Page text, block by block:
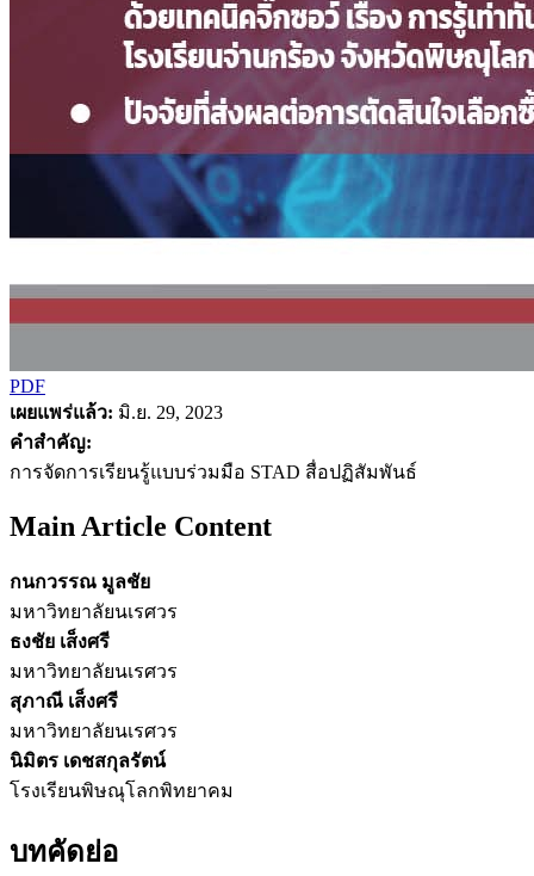
PDF
เผยแพร่แล้ว: มิ.ย. 29, 2023
คำสำคัญ:
การจัดการเรียนรู้แบบร่วมมือ STAD สื่อปฏิสัมพันธ์
Main Article Content
กนกวรรณ มูลชัย
มหาวิทยาลัยนเรศวร
ธงชัย เส็งศรี
มหาวิทยาลัยนเรศวร
สุภาณี เส็งศรี
มหาวิทยาลัยนเรศวร
นิมิตร เดชสกุลรัตน์
โรงเรียนพิษณุโลกพิทยาคม
บทคัดย่อ